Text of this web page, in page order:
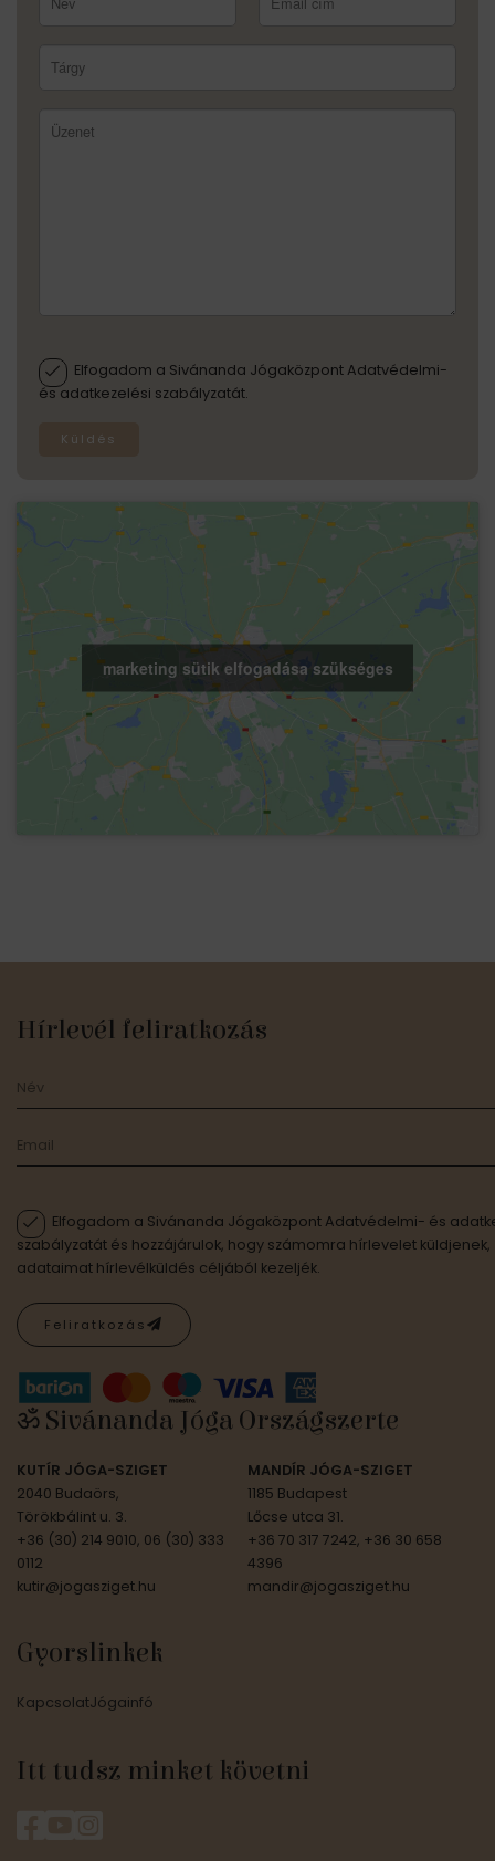
Elfogadom a Sivánanda Jógaközpont Adatvédelmi-
és adatkezelési szabályzatát.
Küldés
marketing sütik elfogadása szükséges
Hírlevél feliratkozás
Elfogadom a Sivánanda Jógaközpont Adatvédelmi- és
szabályzatát és hozzájárulok, hogy számomra hírlevelet küldjenek,
adataimat hírlevélküldés céljából kezeljék.
Feliratkozás
ॐ Sivánanda Jóga Országszerte
KUTÍR JÓGA-SZIGET
2040 Budaörs,
Törökbálint u. 3.
+36 (30) 214 9010, 06 (30) 333
0112
kutir@jogasziget.hu
MANDÍR JÓGA-SZIGET
1185 Budapest
Lőcse utca 31.
+36 70 317 7242, +36 30 658
4396
mandir@jogasziget.hu
Gyorslinkek
KapcsolatJógainfó
Itt tudsz minket követni